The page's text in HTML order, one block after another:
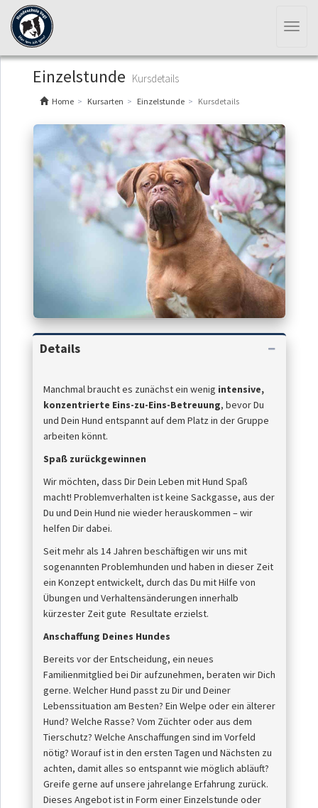
Einzelstunde Kursdetails
Home Kursarten Einzelstunde Kursdetails
Details
Manchmal braucht es zunächst ein wenig intensive,
konzentrierte Eins-zu-Eins-Betreuung, bevor Du
und Dein Hund entspannt auf dem Platz in der Gruppe
arbeiten könnt.
Spaß zurückgewinnen
Wir möchten, dass Dir Dein Leben mit Hund Spaß
macht! Problemverhalten ist keine Sackgasse, aus der
Du und Dein Hund nie wieder herauskommen – wir
helfen Dir dabei.
Seit mehr als 14 Jahren beschäftigen wir uns mit
sogenannten Problemhunden und haben in dieser Zeit
ein Konzept entwickelt, durch das Du mit Hilfe von
Übungen und Verhaltensänderungen innerhalb
kürzester Zeit gute Resultate erzielst.
Anschaffung Deines Hundes
Bereits vor der Entscheidung, ein neues
Familienmitglied bei Dir aufzunehmen, beraten wir Dich
gerne. Welcher Hund passt zu Dir und Deiner
Lebenssituation am Besten? Ein Welpe oder ein älterer
Hund? Welche Rasse? Vom Züchter oder aus dem
Tierschutz? Welche Anschaffungen sind im Vorfeld
nötig? Worauf ist in den ersten Tagen und Nächsten zu
achten, damit alles so entspannt wie möglich abläuft?
Greife gerne auf unsere jahrelange Erfahrung zurück.
Dieses Angebot ist in Form einer Einzelstunde oder